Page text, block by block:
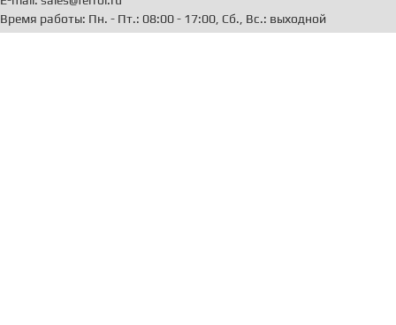
Время работы: Пн. - Пт.: 08:00 - 17:00, Сб., Вс.: выходной